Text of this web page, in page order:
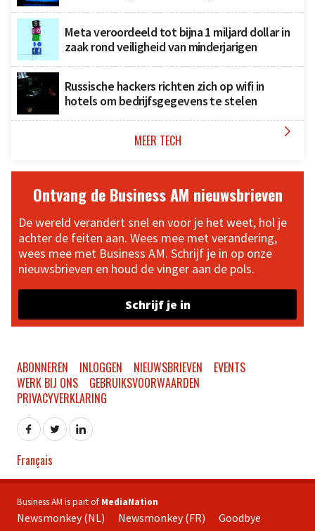
Meta veroordeeld tot bijna 1 miljard dollar in
zaak rond veiligheid van minderjarigen
Russische hackers richten zich op wifi in
hotels om bedrijfsgegevens te stelen
MEER TECH 
Ontvang de Business AM nieuwsbrieven
De wereld verandert snel en voor je het weet, hol je
achter de feiten aan. Wees mee met verandering,
wees mee met Business AM. Schrijf je in op onze
nieuwsbrieven en houd de vinger aan de pols.
Schrijf je in
ABONNEREN INLOGGEN NIEUWSBRIEVEN
EVENTS
WERK BIJ ONS
GEBRUIKSVOORWAARDEN
PRIVACYVERKLARING
Français
Business AM is part of MediaNation
Newsmonkey (NL) Newsmonkey (FR) Goodbye